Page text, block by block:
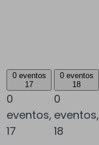
0 eventos
17
0
eventos,
17
0 eventos
18
0
eventos,
18